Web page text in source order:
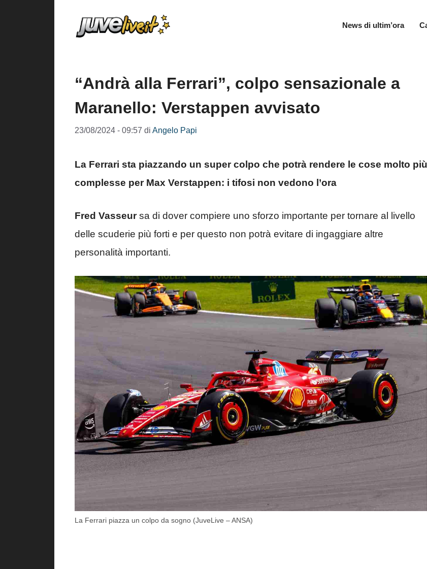
News di ultim’ora
“Andrà alla Ferrari”, colpo sensazionale a
Maranello: Verstappen avvisato
23/08/2024 - 09:57 di Angelo Papi
La Ferrari sta piazzando un super colpo che potrà rendere le cose molto più
complesse per Max Verstappen: i tifosi non vedono l’ora
Fred Vasseursa di dover compiere uno sforzo importante per tornare al livello
delle scuderie più forti e per questo non potrà evitare di ingaggiare altre
personalità importanti.
La Ferrari piazza un colpo da sogno (JuveLive – ANSA)